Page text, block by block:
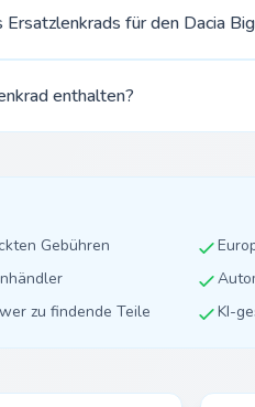
für den Dacia
enthalten?
Gebühren
zu findende Teile
KI-